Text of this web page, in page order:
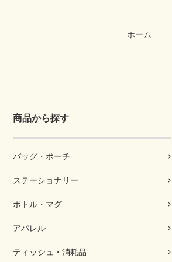
ホーム
商品から探す
バッグ・ポーチ
ステーショナリー
ボトル・マグ
アパレル
ティッシュ・消耗品